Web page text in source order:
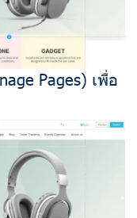
Pages) เพื่อ